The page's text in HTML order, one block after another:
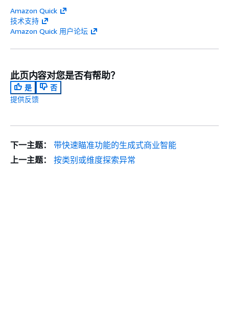
Amazon Quick
技术支持
Amazon Quick 用户论坛
此页内容对您是否有帮助？
是
否
提供反馈
下一主题：
带快速瞄准功能的生成式商业智能
上一主题：
按类别或维度探索异常